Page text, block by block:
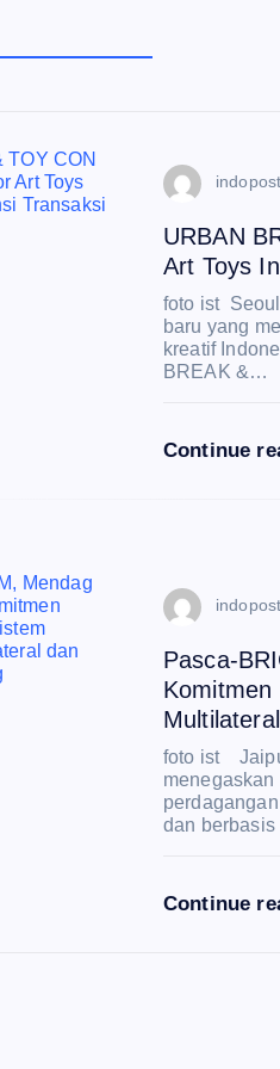
URBAN
Art Toys
foto ist
baru yang
kreatif
BREAK &…
Continue
Pasca-
Komitmen
foto ist
dan
Continue